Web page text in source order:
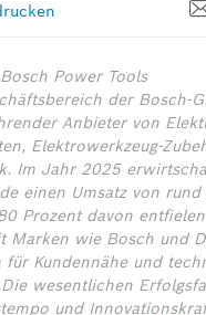
Power Tools
der Bosch-
Anbieter von
Elektrowerkzeug-
Im Jahr 2025
einen Umsatz von
Prozent davon
Marken wie Bosch und
für Kundennähe und
wesentlichen
und